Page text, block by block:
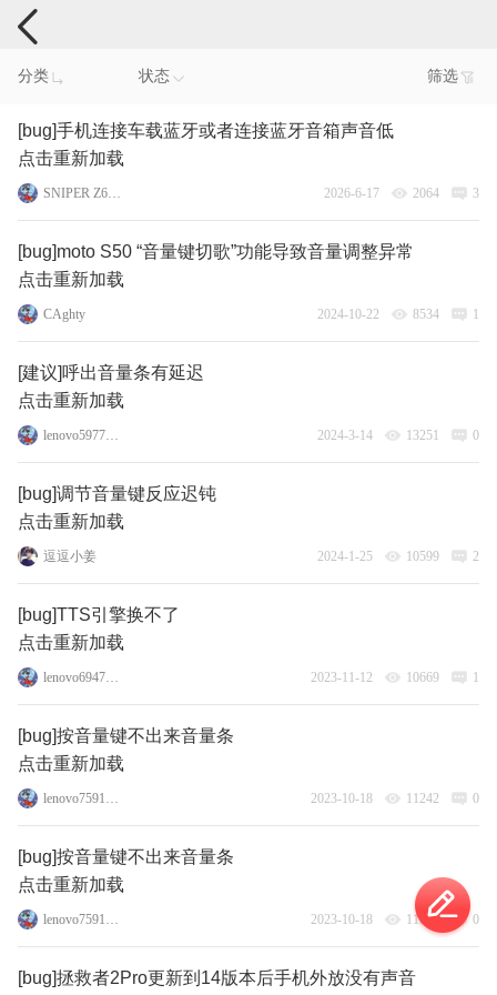
手机反馈
分类 状态 筛选
[bug]手机连接车载蓝牙或者连接蓝牙音箱声音低
点击重新加载
SNIPER Z6pro 2026-6-17 2064 3
[bug]moto S50 “音量键切歌”功能导致音量调整异常
点击重新加载
CAghty 2024-10-22 8534 1
[建议]呼出音量条有延迟
点击重新加载
lenovo59770508 2024-3-14 13251 0
[bug]调节音量键反应迟钝
点击重新加载
逗逗小姜 2024-1-25 10599 2
[bug]TTS引擎换不了
点击重新加载
lenovo69472871 2023-11-12 10669 1
[bug]按音量键不出来音量条
点击重新加载
lenovo75917542 2023-10-18 11242 0
[bug]按音量键不出来音量条
点击重新加载
lenovo75917542 2023-10-18 11383 0
[bug]拯救者2Pro更新到14版本后手机外放没有声音